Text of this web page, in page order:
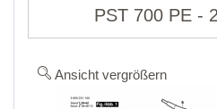
PST 700 PE -
Ansicht vergrößern